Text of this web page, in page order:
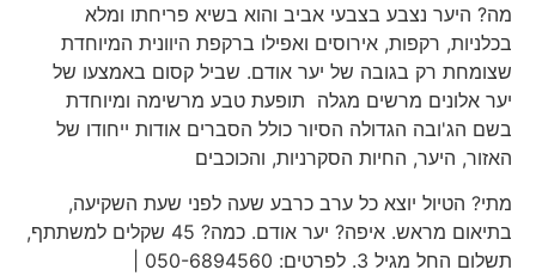
מה? היער נצבע בצבעי אביב והוא בשיא פריחתו ומלא
בכלניות, רקפות, אירוסים ואפילו ברקפת היוונית המיוחדת
שצומחת רק בגובה של יער אודם. שביל קסום באמצעו של
יער אלונים מרשים מגלה תופעת טבע מרשימה ומיוחדת
בשם הג'ובה הגדולה הסיור כולל הסברים אודות ייחודו של
האזור, היער, החיות הסקרניות, והכוכבים
מתי? הטיול יוצא כל ערב כרבע שעה לפני שעת השקיעה,
בתיאום מראש. איפה? יער אודם. כמה? 45 שקלים למשתתף,
תשלום החל מגיל 3. לפרטים: 050-6894560 |